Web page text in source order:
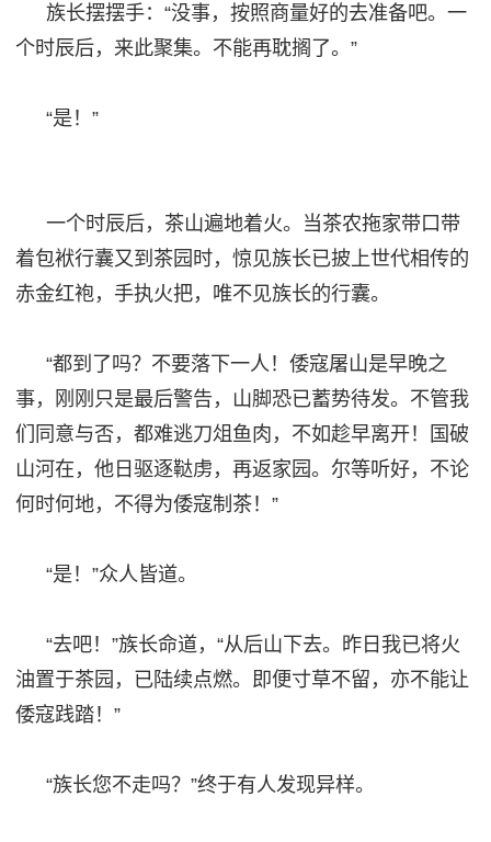
族长摆摆手： “没事，按照商量好的去准备吧。一
个时辰后，来此聚集。不能再耽搁了。”
“是！”
一个时辰后，茶山遍地着火。当茶农拖家带口带
着包袱行囊又到茶园时，惊见族长已披上世代相传的
赤金红袍，手执火把，唯不见族长的行囊。
“都到了吗？不要落下一人！倭寇屠山是早晚之
事，刚刚只是最后警告，山脚恐已蓄势待发。不管我
们同意与否，都难逃刀俎鱼肉，不如趁早离开！国破
山河在，他日驱逐鞑虏，再返家园。尔等听好，不论
何时何地，不得为倭寇制茶！”
“是！”众人皆道。
“去吧！”族长命道，“从后山下去。昨日我已将火
油置于茶园，已陆续点燃。即便寸草不留，亦不能让
倭寇践踏！”
“族长您不走吗？”终于有人发现异样。